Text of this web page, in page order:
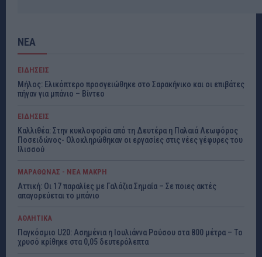
ΝΕΑ
ΕΙΔΗΣΕΙΣ
Μήλος: Ελικόπτερο προσγειώθηκε στο Σαρακήνικο και οι επιβάτες
πήγαν για μπάνιο – Βίντεο
ΕΙΔΗΣΕΙΣ
Καλλιθέα: Στην κυκλοφορία από τη Δευτέρα η Παλαιά Λεωφόρος
Ποσειδώνος- Ολοκληρώθηκαν οι εργασίες στις νέες γέφυρες του
Ιλισσού
ΜΑΡΑΘΩΝΑΣ - ΝΕΑ ΜΑΚΡΗ
Αττική: Οι 17 παραλίες με Γαλάζια Σημαία – Σε ποιες ακτές
απαγορεύεται το μπάνιο
ΑΘΛΗΤΙΚΑ
Παγκόσμιο U20: Ασημένια η Ιουλιάννα Ρούσου στα 800 μέτρα – Το
χρυσό κρίθηκε στα 0,05 δευτερόλεπτα